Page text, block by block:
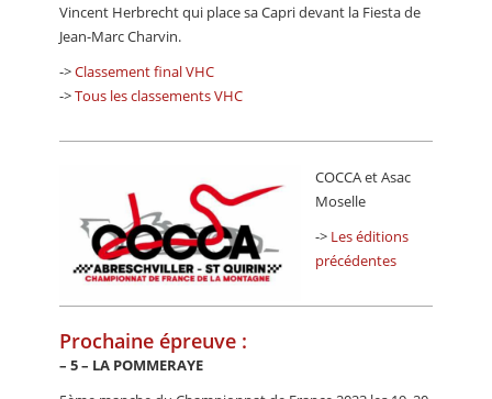
Vincent Herbrecht qui place sa Capri devant la Fiesta de
Jean-Marc Charvin.
->Classement final VHC
->Tous les classements VHC
COCCA et Asac
Moselle
-> Les éditions
précédentes
Prochaine épreuve :
– 5 – LA POMMERAYE